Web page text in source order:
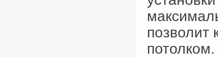
позволит
потолком.